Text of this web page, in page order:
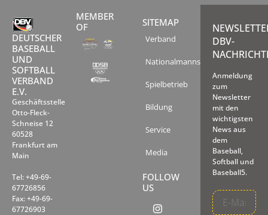
DEUTSCHER
BASEBALL
UND
SOFTBALL
VERBAND
E.V.
Geschäftsstelle
Otto-Fleck-
Schneise 12
60528
Frankfurt am
Main
Tel: +49-69-
67726856
Fax: +49-69-
67726903
MEMBER
OF
SITEMAP
Verband
Nationalmannschaften
Spielbetrieb
Bildung
Service
Media
FOLLOW
US
DBV-
Anmeldung
zum
Newsletter
mit den
wichtigsten
News aus
dem
Baseball,
Softball und
Baseball5.